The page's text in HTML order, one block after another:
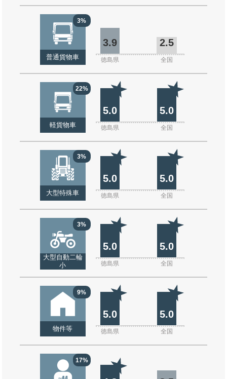
3%
普通貨物車
3.9 2.5
徳島県 全国
22%
軽貨物車
5.0 5.0
徳島県 全国
3%
大型特殊車
5.0 5.0
徳島県 全国
3%
大型自動二輪
小
5.0 5.0
徳島県 全国
9%
物件等
5.0 5.0
徳島県 全国
17%